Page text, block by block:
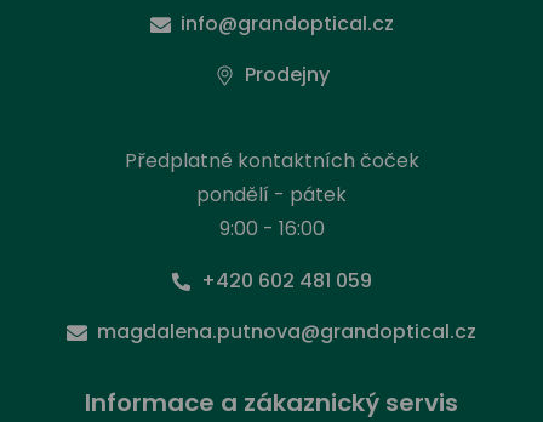
info@grandoptical.cz
Prodejny
Předplatné kontaktních čoček
pondělí - pátek
9:00 - 16:00
+420 602 481 059
magdalena.putnova@grandoptical.cz
Informace a zákaznický servis